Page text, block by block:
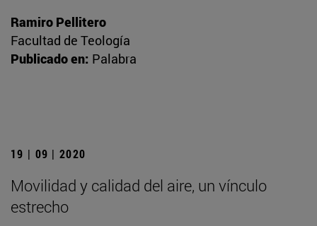
Ramiro Pellitero
Facultad de Teología
Publicado en: Palabra
19 | 09 | 2020
Movilidad y calidad del aire, un vínculo
estrecho